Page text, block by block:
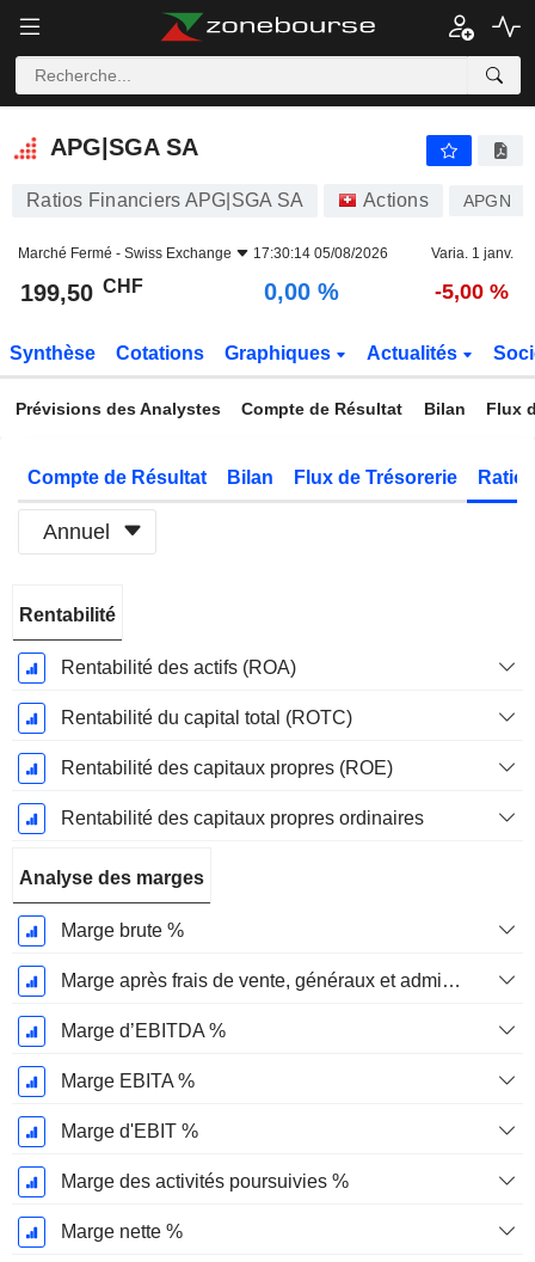
APG|SGA SA
APG|SGA SA
Ratios Financiers APG|SGA SA Actions APGN
Marché Fermé - Swiss Exchange 17:30:14 05/08/2026 Varia. 1 janv.
199,50 CHF 0,00 % -5,00 %
Synthèse Cotations Graphiques Actualités
Prévisions des Analystes Compte de Résultat Bilan Flux
Compte de Résultat Bilan Flux de Trésorerie
Annuel
Fiscale:
Décembre
Rentabilité
Rentabilité des actifs (ROA)
Rentabilité du capital total (ROTC)
Rentabilité des capitaux propres (ROE)
Rentabilité des capitaux propres ordinaires
Analyse des marges
Marge brute %
Marge après frais de vente, généraux et administratifs %
Marge d’EBITDA %
Marge EBITA %
Marge d'EBIT %
Marge des activités poursuivies %
Marge nette %